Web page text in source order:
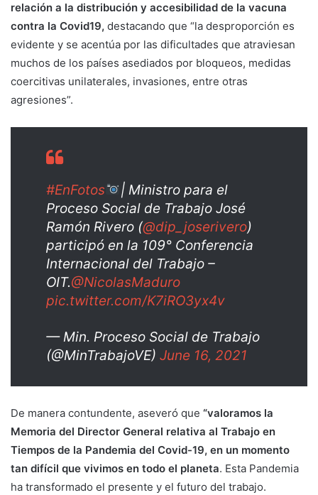
relación a la distribución y accesibilidad de la vacuna
contra la Covid19, destacando que “la desproporción es
evidente y se acentúa por las dificultades que atraviesan
muchos de los países asediados por bloqueos, medidas
coercitivas unilaterales, invasiones, entre otras
agresiones”.
#EnFotos
| Ministro para el
Proceso Social de Trabajo José
Ramón Rivero (@dip_joserivero)
participó en la 109° Conferencia
Internacional del Trabajo –
OIT.@NicolasMaduro
pic.twitter.com/K7iRO3yx4v
— Min. Proceso Social de Trabajo
(@MinTrabajoVE) June 16, 2021
De manera contundente, aseveró que “valoramos la
Memoria del Director General relativa al Trabajo en
Tiempos de la Pandemia del Covid-19, en un momento
tan difícil que vivimos en todo el planeta. Esta Pandemia
ha transformado el presente y el futuro del trabajo.